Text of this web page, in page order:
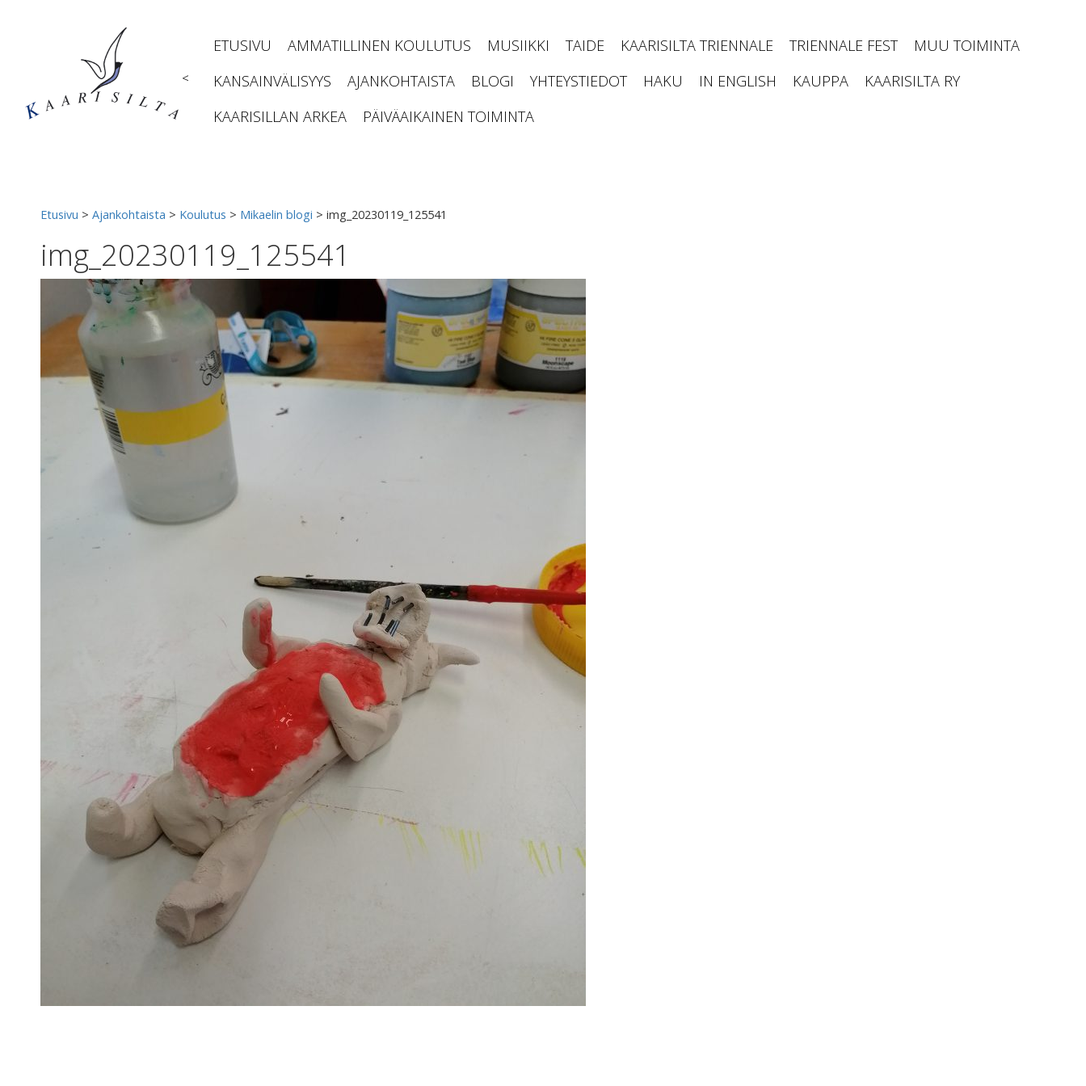
<
ETUSIVU AMMATILLINEN KOULUTUS MUSIIKKI TAIDE KAARISILTA TRIENNALE TRIENNALE FEST
MUU TOIMINTA
KANSAINVÄLISYYS
AJANKOHTAISTA BLOGI YHTEYSTIEDOT HAKU IN ENGLISH KAUPPA
KAARISILTA RY
KAARISILLAN ARKEA
PÄIVÄAIKAINEN TOIMINTA
Etusivu > Ajankohtaista > Koulutus > Mikaelin blogi > img_20230119_125541
img_20230119_125541